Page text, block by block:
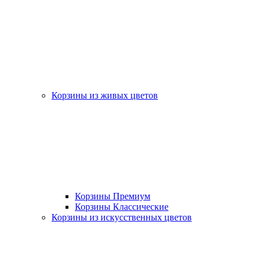
Корзины из живых цветов
Корзины Премиум
Корзины Классические
Корзины из искусственных цветов